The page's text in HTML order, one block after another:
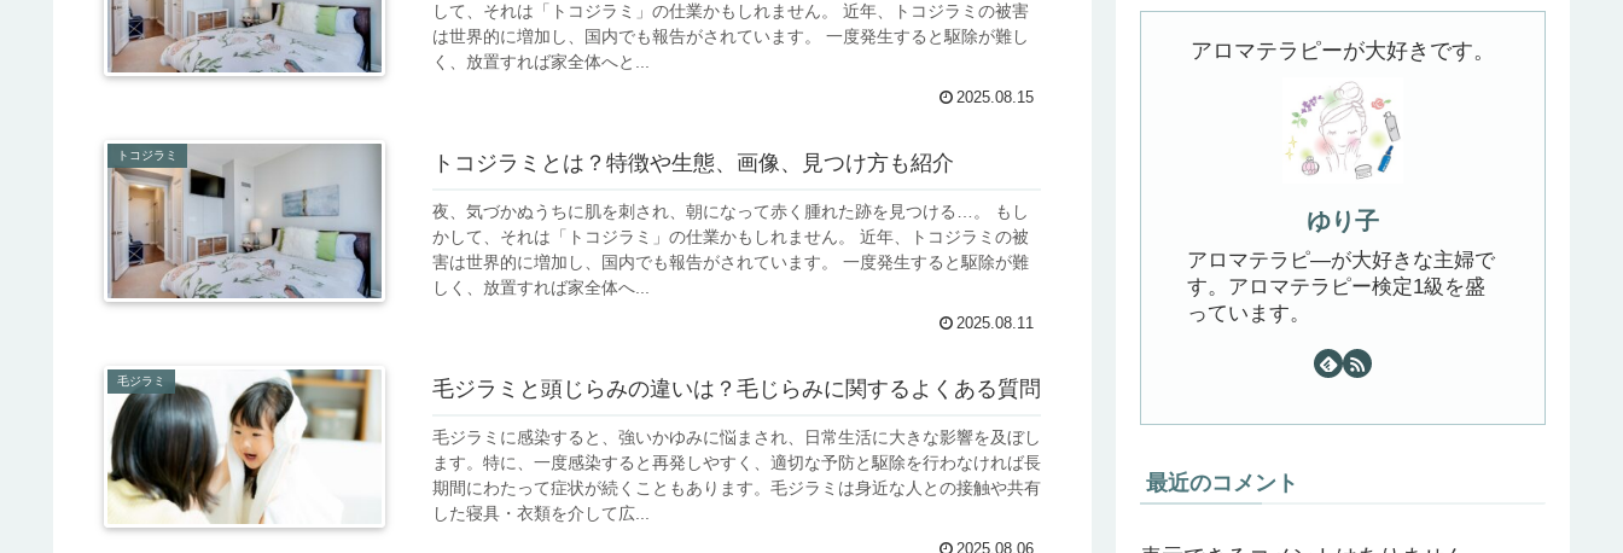
して、それは「トコジラミ」の仕業かもしれません。 近年、トコジラミの被害
は世界的に増加し、国内でも報告がされています。 一度発生すると駆除が難し
く、放置すれば家全体へと...
2025.08.15
トコジラミ トコジラミとは？特徴や生態、画像、見つけ方も紹介
夜、気づかぬうちに肌を刺され、朝になって赤く腫れた跡を見つける…。 もし
かして、それは「トコジラミ」の仕業かもしれません。 近年、トコジラミの被
害は世界的に増加し、国内でも報告がされています。 一度発生すると駆除が難
しく、放置すれば家全体へ...
2025.08.11
毛ジラミ 毛ジラミと頭じらみの違いは？毛じらみに関するよくある質問
毛ジラミに感染すると、強いかゆみに悩まされ、日常生活に大きな影響を及ぼし
ます。特に、一度感染すると再発しやすく、適切な予防と駆除を行わなければ長
期間にわたって症状が続くこともあります。毛ジラミは身近な人との接触や共有
した寝具・衣類を介して広...
アロマテラピーが大好きです。
ゆり子
アロマテラピ―が大好きな主婦で
す。アロマテラピー検定1級を盛
っています。
最近のコメント